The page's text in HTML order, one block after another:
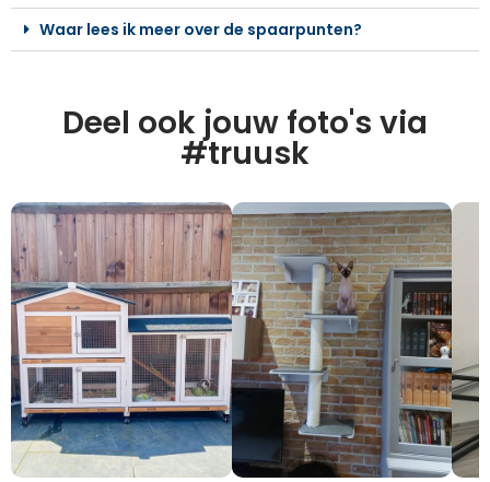
Waar lees ik meer over de spaarpunten?
Deel ook jouw foto's via
#truusk